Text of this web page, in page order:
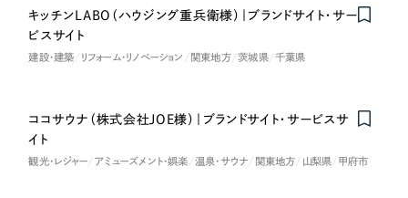
さらに条件を追加する
キッチンLABO（ハウジング重兵衛様）｜ブランドサイト・サー
ビスサイト
建設・建築 リフォーム・リノベーション 関東地方 茨城県 千葉県
ココサウナ（株式会社JOE様）｜ブランドサイト・サービスサ
イト
観光・レジャー アミューズメント・娯楽 温泉・サウナ 関東地方 山梨県 甲府市